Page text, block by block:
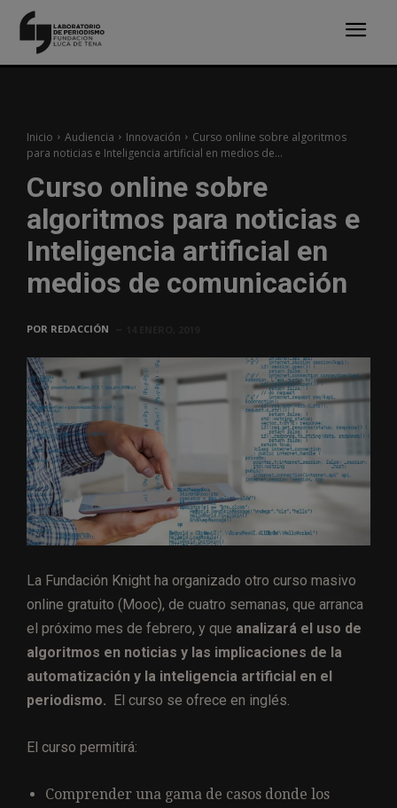
Inicio Audiencia Innovación
Curso online sobre algoritmos
para noticias e Inteligencia artificial en medios de...
Curso online sobre
algoritmos para noticias e
Inteligencia artificial en
medios de comunicación
POR REDACCIÓN
La Fundación Knight ha organizado otro curso masivo
online gratuito (Mooc), de cuatro semanas, que arranca
el próximo mes de febrero, y que analizará el uso de
algoritmos en noticias y las implicaciones de la
automatización y la inteligencia artificial en el
periodismo. El curso se ofrece en inglés.
El curso permitirá:
Comprender una gama de casos donde los